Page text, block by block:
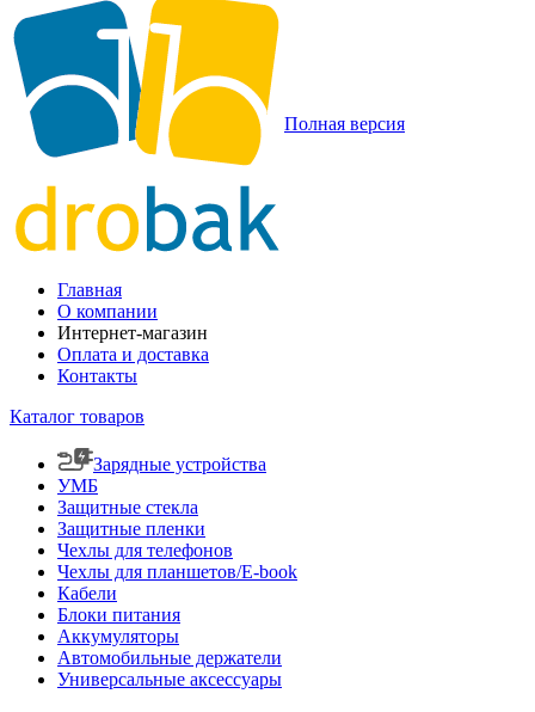
Полная версия
Главная
О компании
Интернет-магазин
Оплата и доставка
Контакты
Каталог товаров
Зарядные устройства
УМБ
Защитные стекла
Защитные пленки
Чехлы для телефонов
Чехлы для планшетов/E-book
Кабели
Блоки питания
Аккумуляторы
Автомобильные держатели
Универсальные аксессуары